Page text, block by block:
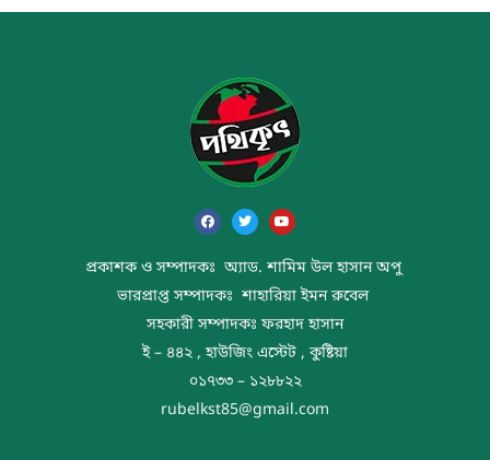
প্রকাশক ও সম্পাদকঃ অ্যাড. শামিম উল হাসান অপু
ভারপ্রাপ্ত সম্পাদকঃ শাহারিয়া ইমন রুবেল
সহকারী সম্পাদকঃ ফরহাদ হাসান
ই – ৪৪২ , হাউজিং এস্টেট , কুষ্টিয়া
০১৭৩৩ – ১২৮৮২২
rubelkst85@gmail.com